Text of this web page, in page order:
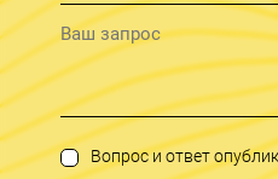
Вопрос и ответ